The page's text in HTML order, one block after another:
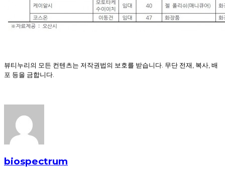
뷰티누리의 모든 컨텐츠는 저작권법의 보호를 받습니다. 무단 전재, 복사, 배
포 등을 금합니다.
biospectrum